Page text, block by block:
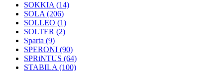
SOKKIA (14)
SOLA (206)
SOLLEO (1)
SOLTER (2)
Sparta (9)
SPERONI (90)
SPRiNTUS (64)
STABILA (100)